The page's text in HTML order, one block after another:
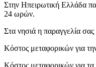
Στην Ηπειρωτική Ελλάδα
24 ωρών.
Στα νησιά η παραγγελία
Κόστος μεταφορικών για
Κόστος μεταφορικών για